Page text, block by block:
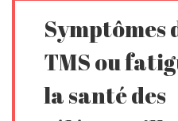
Symptômes
TMS ou
la santé des